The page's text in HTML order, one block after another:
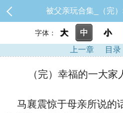
被父亲玩合集_（完
字体： 大 中 小
上一章
目录
（完）幸福的一大家
马襄震惊于母亲所说的